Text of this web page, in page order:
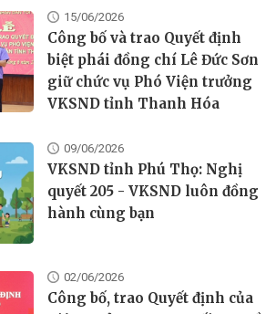
15/06/2026
Công bố và trao Quyết định
biệt phái đồng chí Lê Đức Sơn
giữ chức vụ Phó Viện trưởng
VKSND tỉnh Thanh Hóa
09/06/2026
VKSND tỉnh Phú Thọ: Nghị
quyết 205 - VKSND luôn đồng
hành cùng bạn
02/06/2026
Công bố, trao Quyết định của